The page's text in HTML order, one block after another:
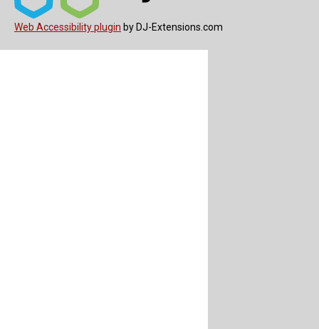
Web Accessibility plugin by DJ-Extensions.com